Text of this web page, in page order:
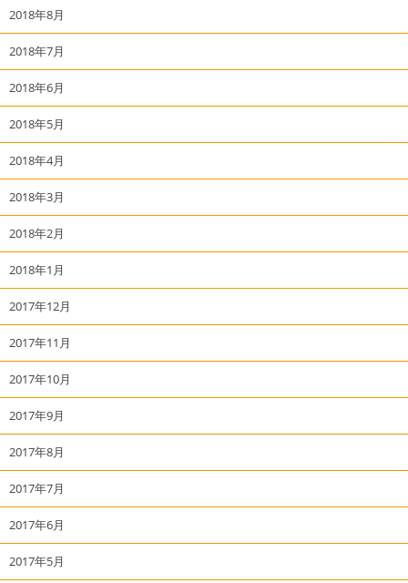
2018年8月
2018年7月
2018年6月
2018年5月
2018年4月
2018年3月
2018年2月
2018年1月
2017年12月
2017年11月
2017年10月
2017年9月
2017年8月
2017年7月
2017年6月
2017年5月